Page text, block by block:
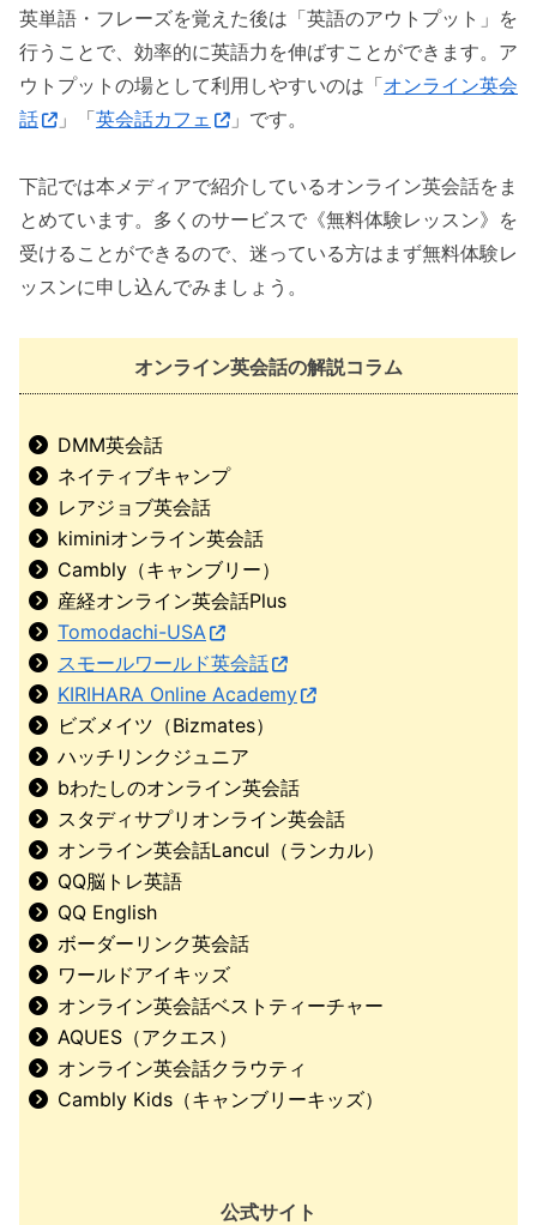
英単語・フレーズを覚えた後は「英語のアウトプット」を
行うことで、効率的に英語力を伸ばすことができます。ア
ウトプットの場として利用しやすいのは「オンライン英会
話
」「英会話カフェ 」です。
下記では本メディアで紹介しているオンライン英会話をま
とめています。多くのサービスで《無料体験レッスン》を
受けることができるので、迷っている方はまず無料体験レ
ッスンに申し込んでみましょう。
オンライン英会話の解説コラム
DMM英会話
ネイティブキャンプ
レアジョブ英会話
kiminiオンライン英会話
Cambly（キャンブリー）
産経オンライン英会話Plus
Tomodachi-USA
スモールワールド英会話
KIRIHARA Online Academy
ビズメイツ（Bizmates）
ハッチリンクジュニア
bわたしのオンライン英会話
スタディサプリオンライン英会話
オンライン英会話Lancul（ランカル）
QQ脳トレ英語
QQ English
ボーダーリンク英会話
ワールドアイキッズ
オンライン英会話ベストティーチャー
AQUES（アクエス）
オンライン英会話クラウティ
Cambly Kids（キャンブリーキッズ）
公式サイト